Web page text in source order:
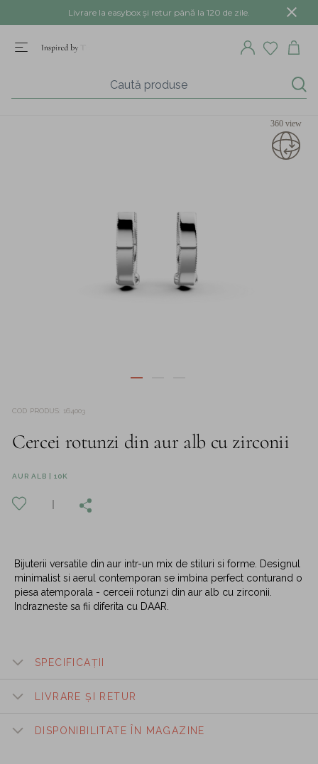
Livrare la easybox și retur până la 120 de zile.
360 view
COD PRODUS 164003
Cercei rotunzi din aur alb cu zirconii
AUR ALB | 10K
Bijuterii versatile din aur intr-un mix de stiluri si forme. Designul
minimalist si aerul contemporan se imbina perfect conturand o
piesa atemporala - cerceii rotunzi din aur alb cu zirconii.
Indrazneste sa fii diferita cu DAAR.
SPECIFICAȚII
LIVRARE ȘI RETUR
DISPONIBILITATE ÎN MAGAZINE